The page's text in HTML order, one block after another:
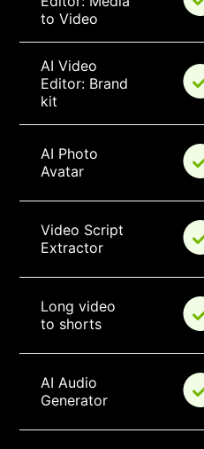
to Video
AI Video
Editor: Brand
kit
AI Photo
Avatar
Video Script
Extractor
Long video
to shorts
AI Audio
Generator